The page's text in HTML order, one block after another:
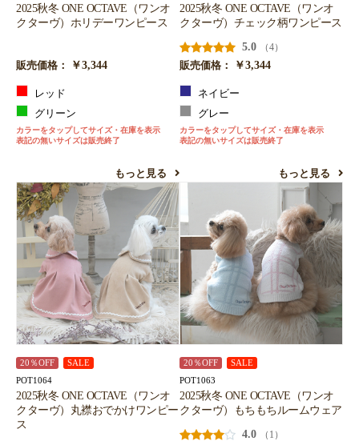
2025秋冬 ONE OCTAVE（ワンオ
クターヴ）ホリデーワンピース
販売価格： ￥3,344
レッド
グリーン
カラーをタップしてサイズ・在庫を表示
表記の無いサイズは販売終了
もっと見る
2025秋冬 ONE OCTAVE（ワンオ
クターヴ）チェック柄ワンピース
5.0
（4）
販売価格：
￥3,344
ネイビー
グレー
カラーをタップしてサイズ・在庫を表示
表記の無いサイズは販売終了
もっと見る
20％OFF SALE
POT1064
2025秋冬 ONE OCTAVE（ワンオ
クターヴ）丸襟おでかけワンピー
ス
20％OFF SALE
POT1063
2025秋冬 ONE OCTAVE（ワンオ
クターヴ）もちもちルームウェア
4.0
（1）